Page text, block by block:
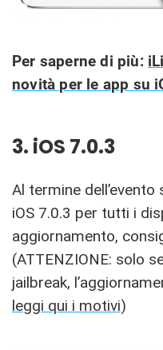
Per saperne di più:
novità per le app su
3. iOS 7.0.3
Al termine
iOS 7.0.3 per tutti i
aggiornamento,
(ATTENZIONE: solo
jailbreak,
leggi qui i motivi)